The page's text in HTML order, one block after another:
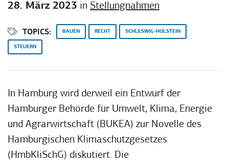
28. März 2023 in Stellungnahmen
TOPICS: BAUEN RECHT SCHLESWIG-HOLSTEIN
STEUERN
In Hamburg wird derweil ein Entwurf der
Hamburger Behörde für Umwelt, Klima, Energie
und Agrarwirtschaft (BUKEA) zur Novelle des
Hamburgischen Klimaschutzgesetzes
(HmbKliSchG) diskutiert. Die